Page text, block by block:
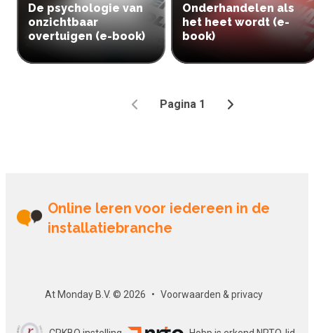
De psychologie van
onzichtbaar
overtuigen (e-book)
Onderhandelen als
het heet wordt (e-
book)
Vorige
Pagina 1
Volgende
Online leren voor iedereen in de
installatiebranche
At Monday B.V. © 2026 Voorwaarden & privacy